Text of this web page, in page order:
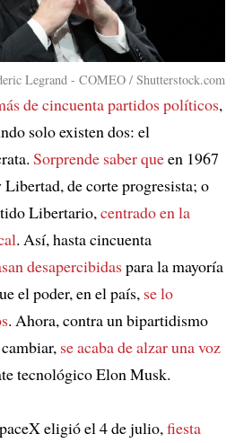
Legrand - COMEO / Shutterstock.com
de cincuenta partidos políticos,
solo existen dos: el
Sorprende saber queen 1967
de corte progresista; o
Libertario,centrado en la
. Así, hasta cincuenta
desapercibidaspara la mayoría
el poder, en el país, se lo
. Ahora, contra un bipartidismo
se acaba de alzar una voz
tecnológico Elon Musk.
eligió el 4 de julio,fiesta